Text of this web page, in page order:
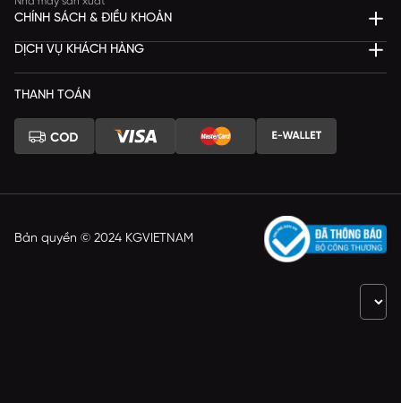
CHÍNH SÁCH & ĐIỀU KHOẢN
DỊCH VỤ KHÁCH HÀNG
THANH TOÁN
Bản quyền © 2024 KGVIETNAM